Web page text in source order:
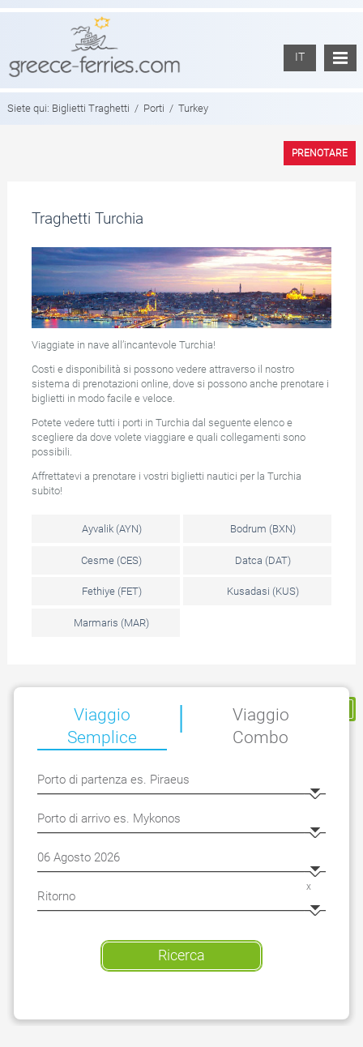
IT
Siete qui: Biglietti Traghetti / Porti / Turkey
PRENOTARE
Traghetti Turchia
Viaggiate in nave all’incantevole Turchia!
Costi e disponibilità si possono vedere attraverso il nostro
sistema di prenotazioni online, dove si possono anche prenotare i
biglietti in modo facile e veloce.
Potete vedere tutti i porti in Turchia dal seguente elenco e
scegliere da dove volete viaggiare e quali collegamenti sono
possibili.
Affrettatevi a prenotare i vostri biglietti nautici per la Turchia
subito!
Ayvalik (AYN) Bodrum (BXN)
Cesme (CES) Datca (DAT)
Fethiye (FET) Kusadasi (KUS)
Marmaris (MAR)
La mia prenotazione
Viaggio
Semplice
x
Ricerca
|
Viaggio
Combo